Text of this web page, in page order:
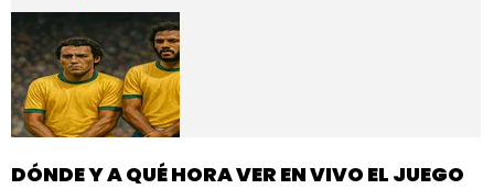
DÓNDE Y A QUÉ HORA VER EN VIVO EL JUEGO